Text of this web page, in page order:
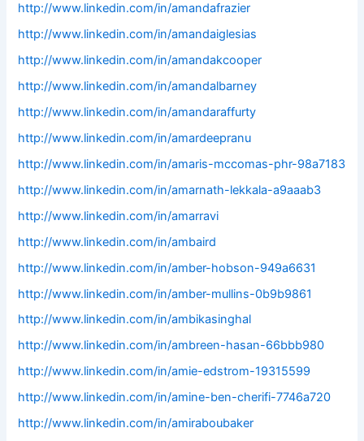
http://www.linkedin.com/in/amandafrazier
http://www.linkedin.com/in/amandaiglesias
http://www.linkedin.com/in/amandakcooper
http://www.linkedin.com/in/amandalbarney
http://www.linkedin.com/in/amandaraffurty
http://www.linkedin.com/in/amardeepranu
http://www.linkedin.com/in/amaris-mccomas-phr-98a7183
http://www.linkedin.com/in/amarnath-lekkala-a9aaab3
http://www.linkedin.com/in/amarravi
http://www.linkedin.com/in/ambaird
http://www.linkedin.com/in/amber-hobson-949a6631
http://www.linkedin.com/in/amber-mullins-0b9b9861
http://www.linkedin.com/in/ambikasinghal
http://www.linkedin.com/in/ambreen-hasan-66bbb980
http://www.linkedin.com/in/amie-edstrom-19315599
http://www.linkedin.com/in/amine-ben-cherifi-7746a720
http://www.linkedin.com/in/amiraboubaker